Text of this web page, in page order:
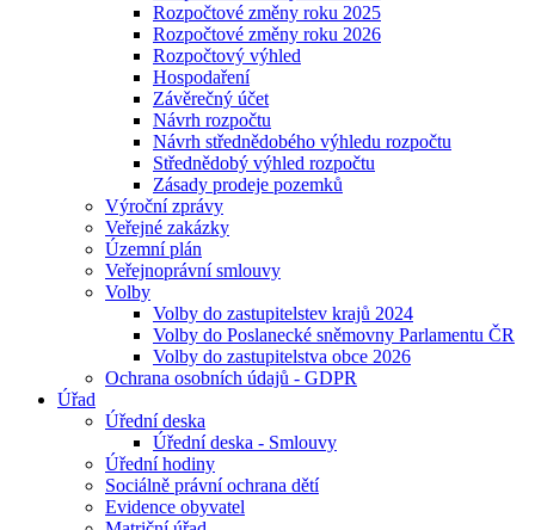
Rozpočtové změny roku 2025
Rozpočtové změny roku 2026
Rozpočtový výhled
Hospodaření
Závěrečný účet
Návrh rozpočtu
Návrh střednědobého výhledu rozpočtu
Střednědobý výhled rozpočtu
Zásady prodeje pozemků
Výroční zprávy
Veřejné zakázky
Územní plán
Veřejnoprávní smlouvy
Volby
Volby do zastupitelstev krajů 2024
Volby do Poslanecké sněmovny Parlamentu ČR
Volby do zastupitelstva obce 2026
Ochrana osobních údajů - GDPR
Úřad
Úřední deska
Úřední deska - Smlouvy
Úřední hodiny
Sociálně právní ochrana dětí
Evidence obyvatel